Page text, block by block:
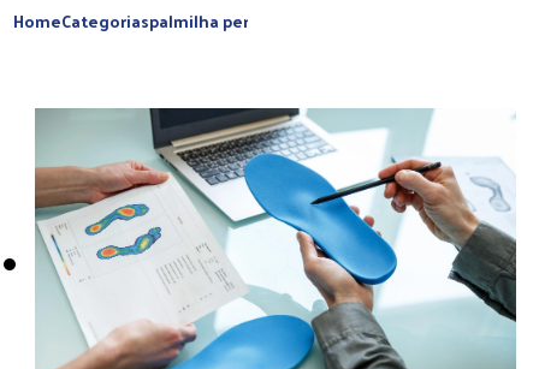
HomeCategoriaspalmilha personalizada